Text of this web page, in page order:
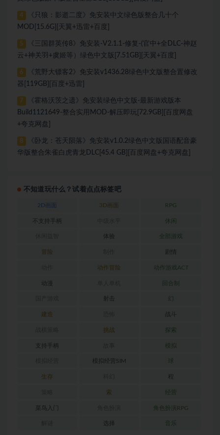
4
《只狼：影逝二度》免安装中文绿色版整合几十个
MOD[15.6G][天翼+迅雷+百度]
5
《三国群英传8》免安装-V2.1.1-修复-(官中+全DLC-神赵
云+神关羽+虞姬等）绿色中文版[7.51GB][天翼+百度]
6
《荒野大镖客2》免安装v1436.28绿色中文版整合置修改
器[119GB][百度+迅雷]
7
《霍格沃茨之遗》免安装绿色中文版-最新游戏版本
Build1121649-整合实用MOD-解压即玩[72.9GB][百度网盘
+夸克网盘]
8
《卧龙：苍天陨落》免安装v1.0.2绿色中文版国语配音豪
华版整合朱雀白虎青龙DLC[45.4 GB][百度网盘+夸克网盘]
不知道玩什么？试着点点标签吧
2D画面 3D画面 RPG
不支持手柄 休闲
体验 全部游戏
冒险 剧情
动作冒险 动作游戏ACT
动漫 回合制
射击 幻
建造 战斗
挑战 探索
支持手柄 模拟
模拟经营SIM 球
生存 程
索 经营
菜鸟入门 角色扮演RPG
选择 音乐